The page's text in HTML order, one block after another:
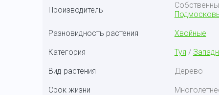
Производитель
Разновидность растения Хвойные
Категория Туя /
Вид растения Дерево
Срок жизни